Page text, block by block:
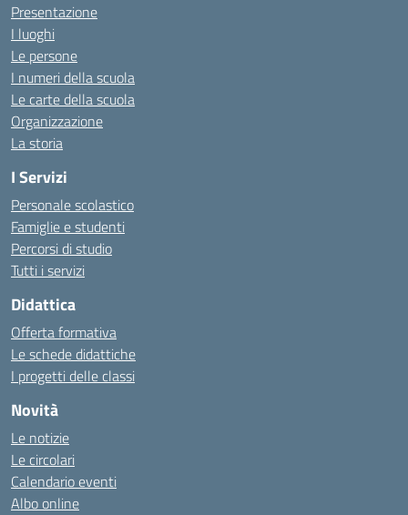
Presentazione
I luoghi
Le persone
I numeri della scuola
Le carte della scuola
Organizzazione
La storia
I Servizi
Personale scolastico
Famiglie e studenti
Percorsi di studio
Tutti i servizi
Didattica
Offerta formativa
Le schede didattiche
I progetti delle classi
Novità
Le notizie
Le circolari
Calendario eventi
Albo online